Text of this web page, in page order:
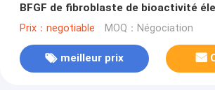
BFGF de fibroblaste de bioactivité
cosmétiques
Prix：negotiable MOQ：Négociation
meilleur prix